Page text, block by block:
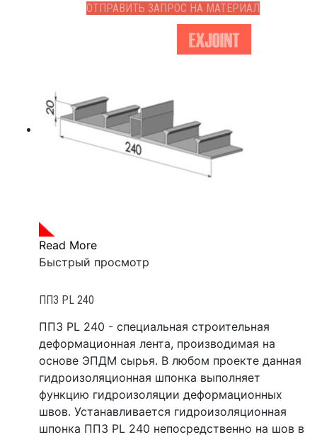
ОТПРАВИТЬ ЗАПРОС НА МАТЕРИАЛ
Read More
Быстрый просмотр
ППЗ PL 240
ППЗ PL 240 - специальная строительная
деформационная лента, производимая на
основе ЭПДМ сырья. В любом проекте данная
гидроизоляционная шпонка выполняет
функцию гидроизоляции деформационных
швов. Устанавливается гидроизоляционная
шпонка ППЗ PL 240 непосредственно на шов в